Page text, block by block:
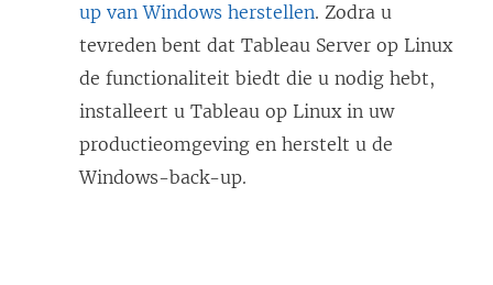
up van Windows herstellen. Zodra u
tevreden bent dat Tableau Server op Linux
de functionaliteit biedt die u nodig hebt,
installeert u Tableau op Linux in uw
productieomgeving en herstelt u de
Windows-back-up.